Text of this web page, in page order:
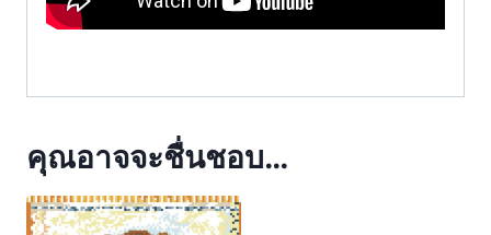
คุณอาจจะชื่นชอบ…